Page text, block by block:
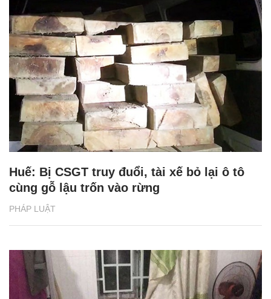
PHÁP LUẬT
Huế: Bị CSGT truy đuổi, tài xế bỏ lại ô tô
cùng gỗ lậu trốn vào rừng